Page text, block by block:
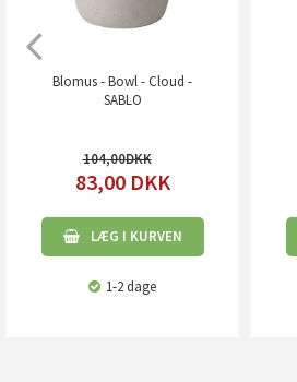
Blomus - Bowl - Cloud -
SABLO
104,00
83,00 DKK
LÆG I KURVEN
1-2 dage